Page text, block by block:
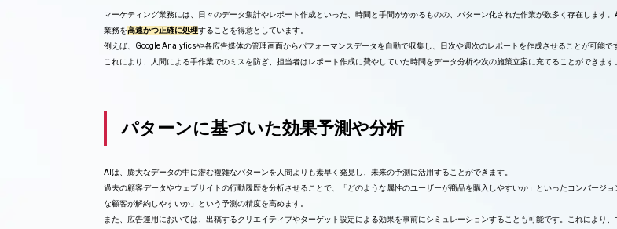
マーケティング業務には、日々のデータ集計やレポート作成といった、時間と手間がかかるものの、パターン化された作業が数多く存在します
業務を高速かつ正確に処理することを得意としています。
例えば、Google Analyticsや各広告媒体の管理画面からパフォーマンスデータを自動で収集し、日次や週次のレポートを作成させることが可能で
これにより、人間による手作業でのミスを防ぎ、担当者はレポート作成に費やしていた時間をデータ分析や次の施策立案に充てることができます
パターンに基づいた効果予測や分析
AIは、膨大なデータの中に潜む複雑なパターンを人間よりも素早く発見し、未来の予測に活用することができます。
過去の顧客データやウェブサイトの行動履歴を分析させることで、「どのような属性のユーザーが商品を購入しやすいか」といったコンバージョ
な顧客が解約しやすいか」という予測の精度を高めます。
また、広告運用においては、出稿するクリエイティブやターゲット設定による効果を事前にシミュレーションすることも可能です。これにより